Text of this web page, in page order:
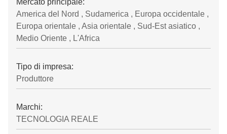
Mercato principale:
America del Nord , Sudamerica , Europa occidentale ,
Europa orientale , Asia orientale , Sud-Est asiatico ,
Medio Oriente , L'Africa
Tipo di impresa:
Produttore
Marchi:
TECNOLOGIA REALE